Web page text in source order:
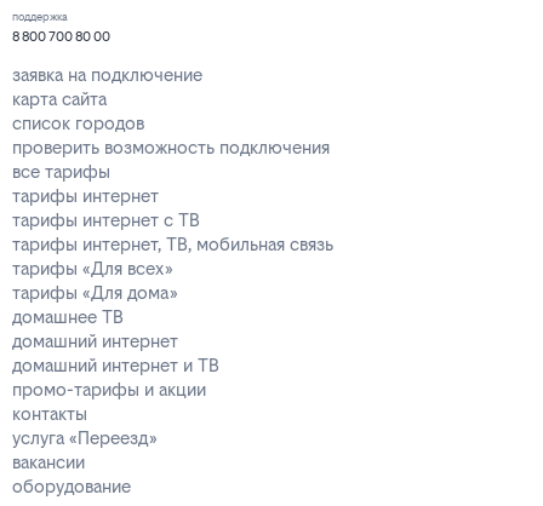
поддержка
8 800 700 80 00
заявка на подключение
карта сайта
список городов
проверить возможность подключения
все тарифы
тарифы интернет
тарифы интернет с ТВ
тарифы интернет, ТВ, мобильная связь
тарифы «Для всех»
тарифы «Для дома»
домашнее ТВ
домашний интернет
домашний интернет и ТВ
промо-тарифы и акции
контакты
услуга «Переезд»
вакансии
оборудование